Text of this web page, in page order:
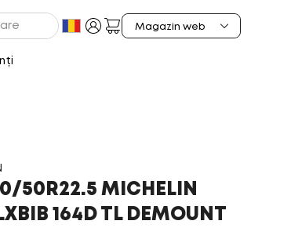
50R22.5 MICHELIN
164D TL DEMOUNT